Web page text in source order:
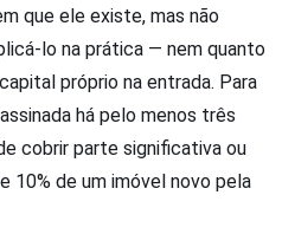
que ele existe, mas não
lo na prática — nem quanto
próprio na entrada. Para
há pelo menos três
cobrir parte significativa ou
10% de um imóvel novo pela